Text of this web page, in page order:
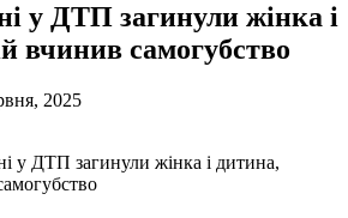
у ДТП загинули жінка і
вчинив самогубство
2025